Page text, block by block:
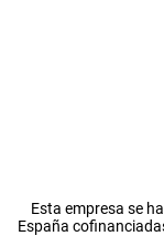
Esta empresa se
España